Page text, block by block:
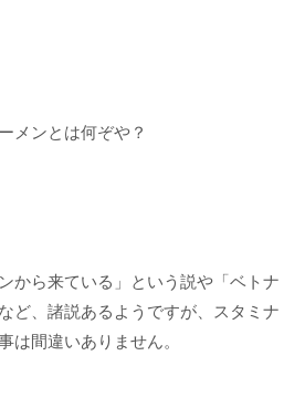
メンとは何ぞや？
から来ている」という説や「ベトナ
ど、諸説あるようですが、スタミナ
は間違いありません。